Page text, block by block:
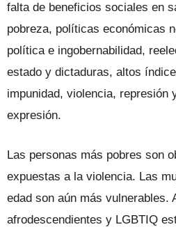
falta de beneficios sociales en
pobreza, políticas económicas
política e in­gobernabilidad,
estado y dictaduras, altos
impunidad, violencia, repre­sión
expresión.
Las personas más pobres son
expuestas a la violencia. Las
edad son aún más vulnerables.
afrodescendientes y LGBTIQ